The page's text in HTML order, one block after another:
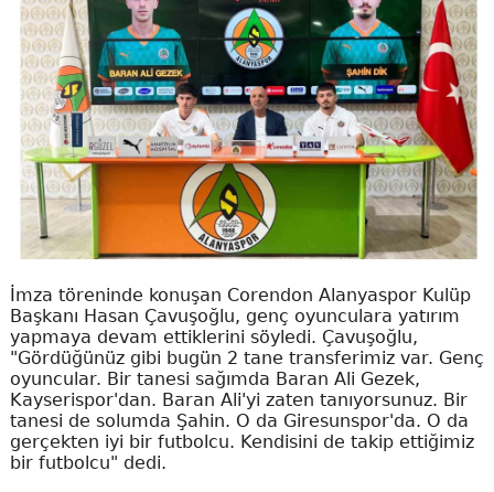
İmza töreninde konuşan Corendon Alanyaspor Kulüp
Başkanı Hasan Çavuşoğlu, genç oyunculara yatırım
yapmaya devam ettiklerini söyledi. Çavuşoğlu,
"Gördüğünüz gibi bugün 2 tane transferimiz var. Genç
oyuncular. Bir tanesi sağımda Baran Ali Gezek,
Kayserispor'dan. Baran Ali'yi zaten tanıyorsunuz. Bir
tanesi de solumda Şahin. O da Giresunspor'da. O da
gerçekten iyi bir futbolcu. Kendisini de takip ettiğimiz
bir futbolcu" dedi.